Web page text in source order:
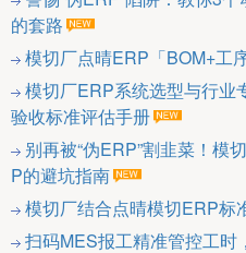
的套路
模切厂点晴ERP「BOM+工
模切厂ERP系统选型与行业
验收标准评估手册
别再被“伪ERP”割韭菜！模
P的避坑指南
模切厂结合点晴模切ERP标
扫码MES报工精准管控工